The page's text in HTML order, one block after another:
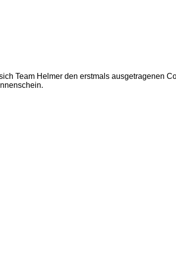
Team Helmer den erstmals ausgetragenen